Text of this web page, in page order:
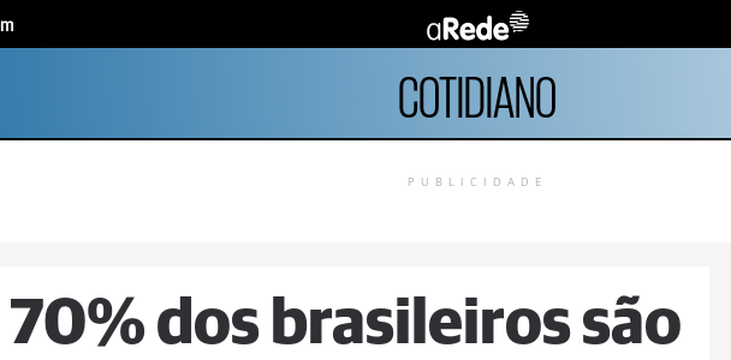
COTIDIANO
PUBLICIDADE
70% dos brasileiros são